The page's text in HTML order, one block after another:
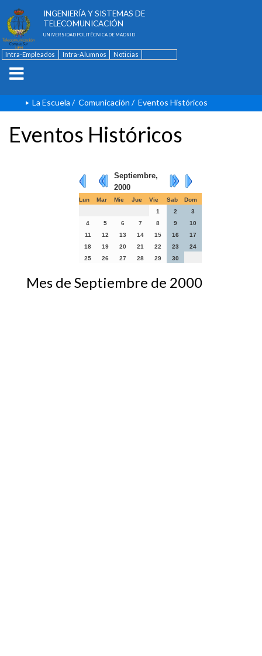
INGENIERÍA Y SISTEMAS DE
TELECOMUNICACIÓN
UNIVERSIDAD POLITÉCNICA DE MADRID
Intra-Empleados Intra-Alumnos
Noticias
La Escuela / Comunicación / Eventos Históricos
Eventos Históricos
Septiembre,
2000
Lun Mar Mie Jue Vie Sab
Dom
1
2
3
4
5 6 7 8 9
10
11
12 13 14 15 16
17
18
19 20 21 22 23
24
25
26 27 28 29 30
Mes de Septiembre de 2000